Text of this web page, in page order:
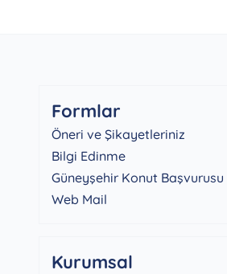
Formlar
Öneri ve Şikayetleriniz
Bilgi Edinme
Güneyşehir Konut Başvurusu
Web Mail
Kurumsal